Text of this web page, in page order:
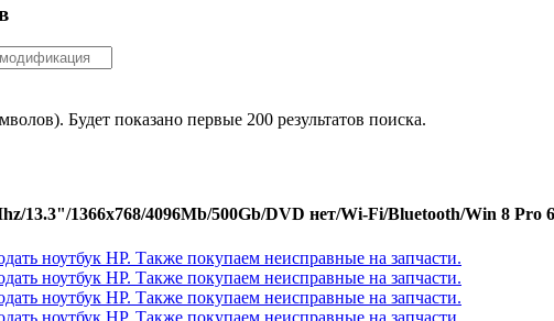
Будет показано первые 200 результатов поиска.
13.3"/1366x768/4096Mb/500Gb/DVD нет/Wi-Fi/Bluetooth/Win 8 Pro